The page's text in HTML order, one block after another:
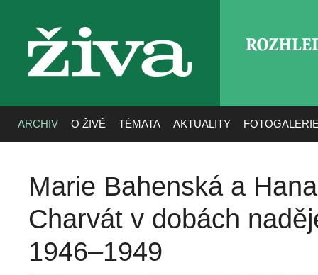
živa
ARCHIV O ŽIVĚ TÉMATA AKTUALITY
Marie Bahenská a
Charvát v dobách
1946–1949